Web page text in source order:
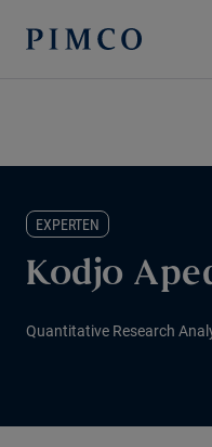
EXPERTEN
Kodjo
Quantitative Research